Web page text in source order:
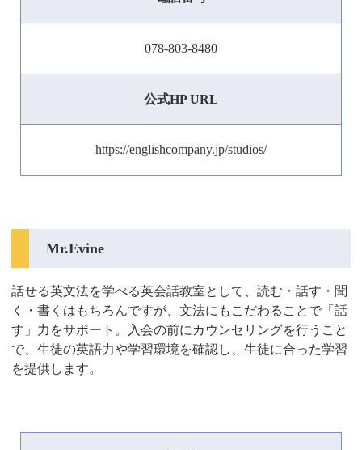
078-803-8480
公式HP URL
https://englishcompany.jp/studios/
Mr.Evine
話せる英文法を学べる英会話教室として、読む・話す・聞
く・書くはもちろんですが、文法にもこだわることで「話
す」力をサポート。入会の前にカウンセリングを行うこと
で、生徒の英語力や学習環境を確認し、生徒に合った学習
を提供します。